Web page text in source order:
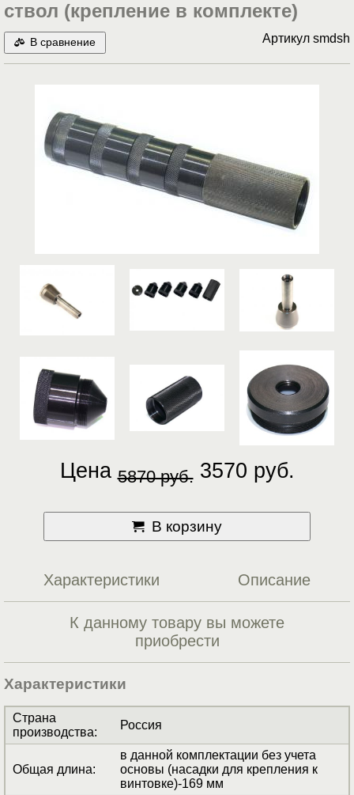
ствол (крепление в комплекте)
В сравнение Артикул smdsh
Цена 5870 руб. 3570 руб.
В корзину
Характеристики Описание
К данному товару вы можете
приобрести
Характеристики
Страна
производства:
Россия
Общая длина:
в данной комплектации без учета
основы (насадки для крепления к
винтовке)-169 мм